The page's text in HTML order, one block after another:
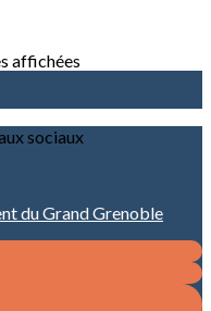
affichées
sociaux